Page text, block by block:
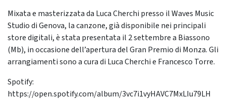
Mixata e masterizzata da Luca Cherchi presso il Waves Music
Studio di Genova, la canzone, già disponibile nei principali
store digitali, è stata presentata il 2 settembre a Biassono
(Mb), in occasione dell’apertura del Gran Premio di Monza. Gli
arrangiamenti sono a cura di Luca Cherchi e Francesco Torre.
Spotify:
https://open.spotify.com/album/3vc7i1vyHAVC7MxLIu79LH